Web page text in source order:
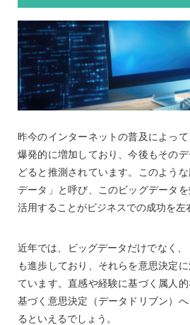
昨今のインターネットの普及によっ
爆発的に増加しており、今後もその
どると推測されています。このよう
データ」と呼び、このビッグデータ
活用することがビジネスでの成功を左
近年では、ビッグデータだけでなく
も進歩しており、それらを意思決定
ています。直感や経験に基づく属人
基づく意思決定（データドリブン）
るといえるでしょう。